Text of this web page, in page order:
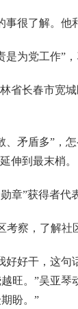
很了解。
是为党工作”
省长春市宽
、矛盾多”，
伸到最末梢。
章”获得者
考察，了解社
好好干，这
旺。”吴亚
盼。”